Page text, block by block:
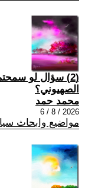
(2) سؤال لو
الصهيوني؟
محمد حمد
2026 / 8 / 6
مواضيع وابحاث